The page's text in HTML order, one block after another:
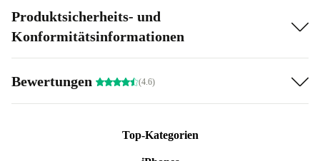
Produktsicherheits- und
Konformitätsinformationen
Bewertungen (4.6)
Top-Kategorien